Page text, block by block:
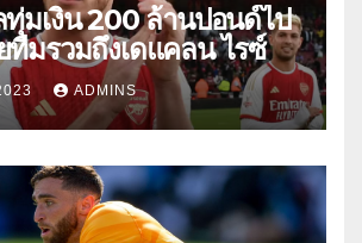
ทุ่มเงิน 200 ล้านปอนด์ไป
ทีมรวมถึงเดแคลน ไรซ์
ADMINS